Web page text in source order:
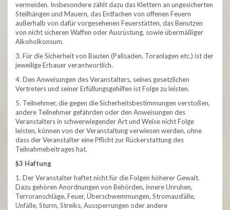
vermeiden. Insbesondere zählt dazu das Klettern an ungesicherten
Steilhängen und Mauern, das Entfachen von offenen Feuern
außerhalb von dafür vorgesehenen Feuerstätten, das Benutzen
von nicht sicheren Waffen oder Ausrüstung, sowie übermäßiger
Alkoholkonsum.
3. Für die Sicherheit von Bauten (Palisaden, Toranlagen etc.) ist der
jeweilige Erbauer verantwortlich.
4. Den Anweisungen des Veranstalters, seines gesetzlichen
Vertreters und seiner Erfüllungsgehilfen ist Folge zu leisten.
5. Teilnehmer, die gegen die Sicherheitsbestimmungen verstoßen,
andere Teilnehmer gefährden oder den Anweisungen des
Veranstalters in schwerwiegender Art und Weise nicht Folge
leisten, können von der Veranstaltung verwiesen werden, ohne
dass der Veranstalter eine Pflicht zur Rückerstattung des
Teilnahmebeitrages hat.
§3 Haftung
1. Der Veranstalter haftet nicht für die Folgen höherer Gewalt.
Dazu gehören Anordnungen von Behörden, innere Unruhen,
Terroranschläge, Feuer, Überschwemmungen, Stromausfälle,
Unfälle, Sturm, Streiks, Aussperrungen oder andere